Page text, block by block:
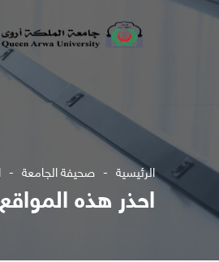
الرئيسية صحيفة الجامعة
احذر هذه